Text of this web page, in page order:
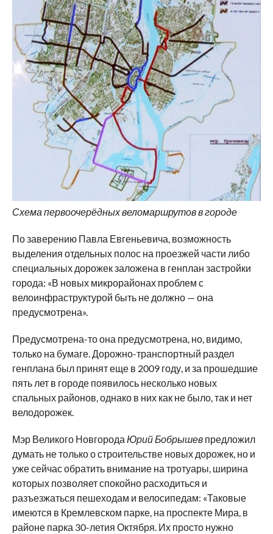
Схема первоочерёдных веломаршрутов в городе
По заверению Павла Евгеньевича, возможность
выделения отдельных полос на проезжей части либо
специальных дорожек заложена в генплан застройки
города: «В новых микрорайонах проблем с
велоинфраструктурой быть не должно — она
предусмотрена».
Предусмотрена-то она предусмотрена, но, видимо,
только на бумаге. Дорожно-транспортный раздел
генплана был принят еще в 2009 году, и за прошедшие
пять лет в городе появилось несколько новых
спальных районов, однако в них как не было, так и нет
велодорожек.
Мэр Великого Новгорода Юрий Бобрышевпредложил
думать не только о строительстве новых дорожек, но и
уже сейчас обратить внимание на тротуары, ширина
которых позволяет спокойно расходиться и
разъезжаться пешеходам и велосипедам: «Таковые
имеются в Кремлевском парке, на проспекте Мира, в
районе парка 30-летия Октября. Их просто нужно